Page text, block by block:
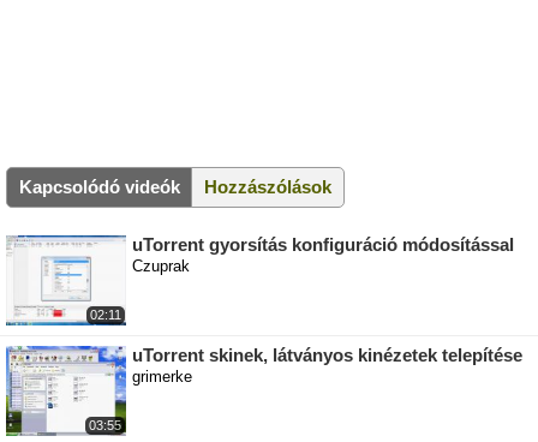
Kapcsolódó videók Hozzászólások
02:11
uTorrent gyorsítás konfiguráció módosítással
Czuprak
03:55
uTorrent skinek, látványos kinézetek telepítése
grimerke